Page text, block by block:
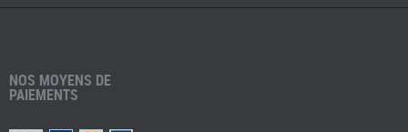
NOS MOYENS DE
PAIEMENTS